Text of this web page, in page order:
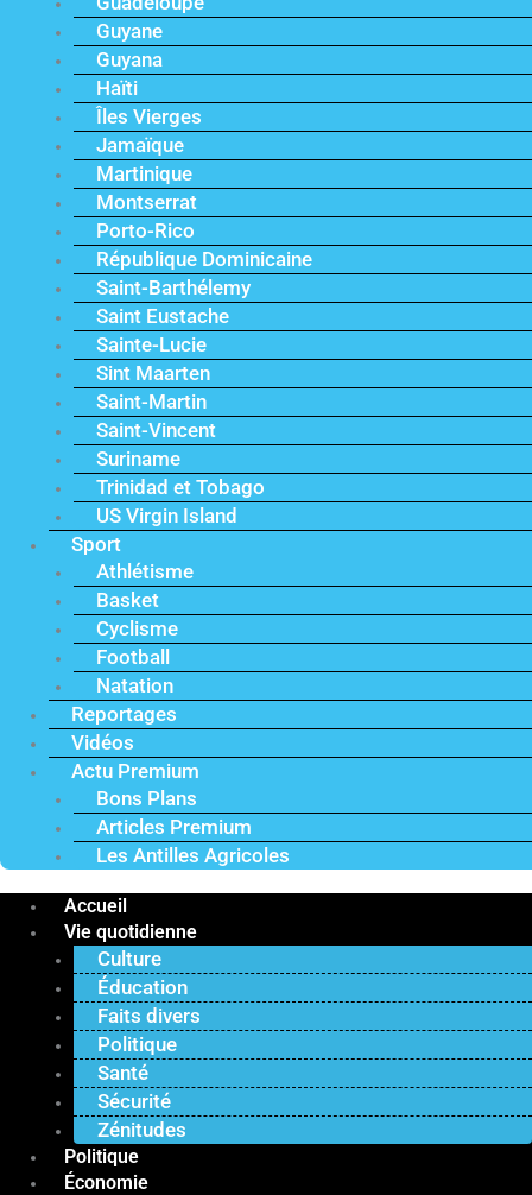
Guyane
Guyana
Haïti
Îles Vierges
Jamaïque
Martinique
Montserrat
Porto-Rico
République Dominicaine
Saint-Barthélemy
Saint Eustache
Sainte-Lucie
Sint Maarten
Saint-Martin
Saint-Vincent
Suriname
Trinidad et Tobago
US Virgin Island
Sport
Athlétisme
Basket
Cyclisme
Football
Natation
Reportages
Vidéos
Actu Premium
Bons Plans
Articles Premium
Les Antilles Agricoles
Accueil
Vie quotidienne
Culture
Éducation
Faits divers
Politique
Santé
Sécurité
Zénitudes
Politique
Économie